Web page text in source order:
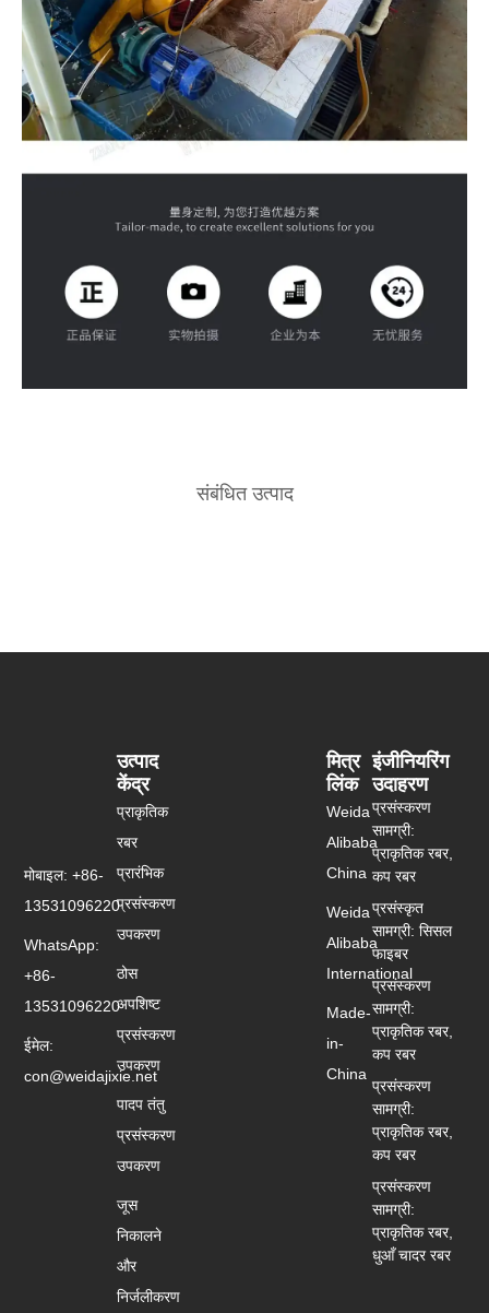
संबंधित उत्पाद
मित्र
लिंक
Weida
Alibaba
China
Weida
Alibaba
International
Made-
in-
China
उत्पाद
केंद्र
प्राकृतिक
रबर
प्रारंभिक
प्रसंस्करण
उपकरण
ठोस
अपशिष्ट
प्रसंस्करण
उपकरण
पादप तंतु
प्रसंस्करण
उपकरण
जूस
निकालने
और
निर्जलीकरण
इंजीनियरिंग
उदाहरण
प्रसंस्करण
सामग्री:
प्राकृतिक रबर,
कप रबर
प्रसंस्कृत
सामग्री: सिसल
फाइबर
प्रसंस्करण
सामग्री:
प्राकृतिक रबर,
कप रबर
प्रसंस्करण
सामग्री:
प्राकृतिक रबर,
कप रबर
प्रसंस्करण
सामग्री:
प्राकृतिक रबर,
धुआँ चादर रबर
मोबाइल: +86-
13531096220
WhatsApp:
+86-
13531096220
ईमेल:
con@weidajixie.net